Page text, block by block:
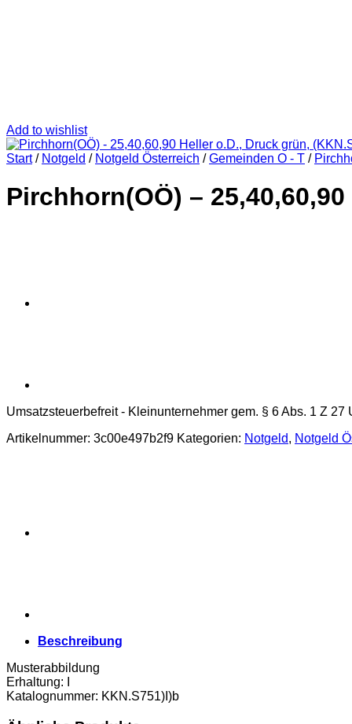
Add to wishlist
Start / Notgeld / Notgeld Österreich / Gemeinden O - T /
Pirchhorn(OÖ) –
Umsatzsteuerbefreit - Kleinunternehmer gem. § 6 Abs. 1 Z 27
Artikelnummer: 3c00e497b2f9 Kategorien: Notgeld, Notgeld
Beschreibung
Musterabbildung
Erhaltung: I
Katalognummer: KKN.S751)I)b